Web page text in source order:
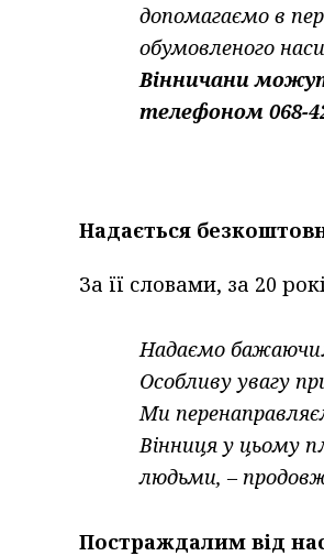
допомагаємо в
обумовленого
Вінничани
телефоном 068-
Надається
За її словами, за 20
Надаємо
Особливу увагу
Ми
Вінниця у цьому
людьми, –
Постраждалим від